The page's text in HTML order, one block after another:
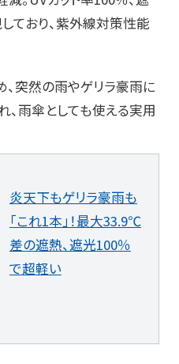
ており、紫外線対策性能
突然の雨やゲリラ豪雨に
雨傘としても使える実用
炎天下もゲリラ豪雨も
「これ1本」！最大33.9℃
差の遮熱、遮光100％
で超軽い